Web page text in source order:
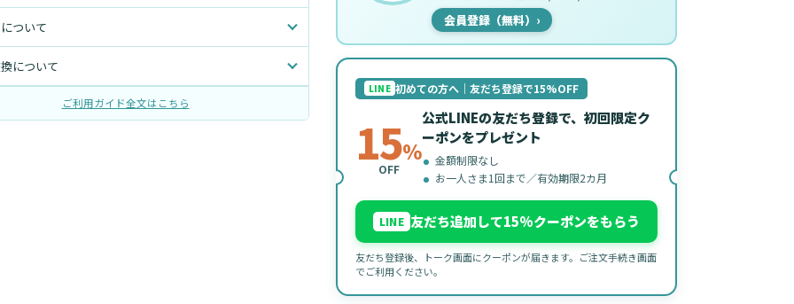
ついて
について
ご利用ガイド全文はこちら
会員登録（無料） ›
LINE 初めての方へ｜友だち登録で15%OFF
15%
OFF
公式LINEの友だち登録で、初回限定ク
ーポンをプレゼント
金額制限なし
お一人さま1回まで／有効期限2カ月
LINE 友だち追加して15%クーポンをもらう
友だち登録後、トーク画面にクーポンが届きます。ご注文手続き画面
でご利用ください。